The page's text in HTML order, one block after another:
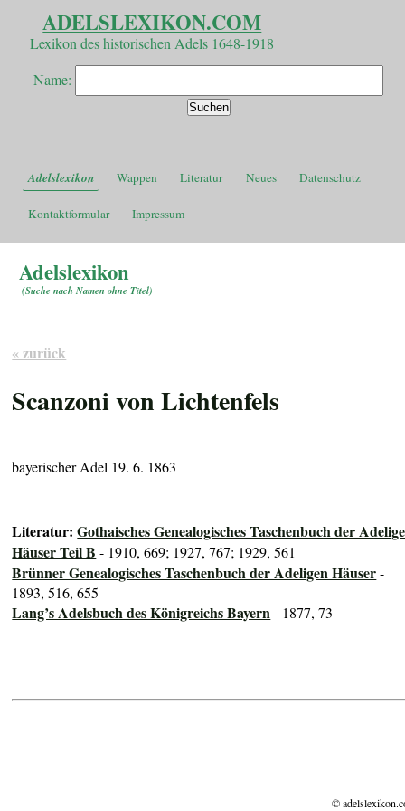
ADELSLEXIKON.COM
Lexikon des historischen Adels 1648-1918
Name:
Adelslexikon Wappen Literatur Neues Datenschutz
Kontaktformular Impressum
Adelslexikon
(Suche nach Namen ohne Titel)
« zurück
Scanzoni von Lichtenfels
bayerischer Adel 19. 6. 1863
Literatur:Gothaisches Genealogisches Taschenbuch der
Häuser Teil B - 1910, 669; 1927, 767; 1929, 561
Brünner Genealogisches Taschenbuch der Adeligen Häuser-
1893, 516, 655
Lang’s Adelsbuch des Königreichs Bayern - 1877, 73
©